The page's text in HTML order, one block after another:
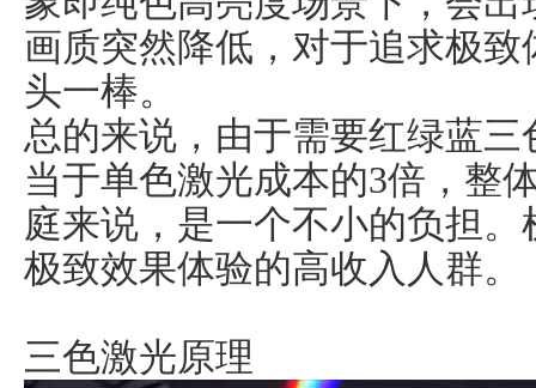
画质突然降低，对于追求极
头一棒。
总的来说，由于需要红绿蓝
当于单色激光成本的3倍，整
庭来说，是一个不小的负担
极致效果体验的高收入人群。
三色激光原理